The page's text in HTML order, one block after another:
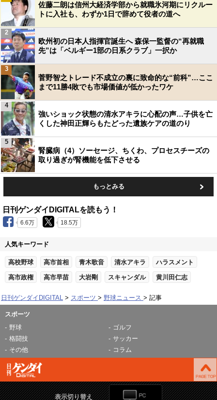
佐藤二朗は信州大経済学部から就職氷河期にリクルー
トに入社も、わずか1日で辞めて役者の道へ
欧州初の日本人指揮官誕生へ 森保一監督の“再就職
先”は「ベルギー1部の日系クラブ」一択か
2
菅野智之トレード不成立の裏に致命的な“前科”…ここ
まで11勝4敗でも市場価値が低かったワケ
3
強いショック状態の清水アキラに心配の声…子供を亡
くした神田正輝らもたどった遺族ケアの道のり
4
腎臓病（4）ソーセージ、ちくわ、プロセスチーズの
取り過ぎが腎機能を低下させる
5
もっとみる
日刊ゲンダイDIGITALを読もう！
6.6万 18.5万
人気キーワード
高校野球 高市首相 青木歌音 清水アキラ ハラスメント
高市政権 高市早苗 大岩剛 スキャンダル 黄川田仁志
日刊ゲンダイDIGITAL スポーツ 野球ニュース 記事
スポーツ
野球
ゴルフ
格闘技
サッカー
その他
コラム
表示切り替え